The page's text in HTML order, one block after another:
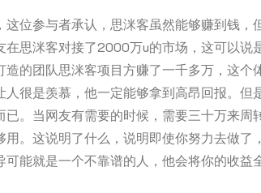
位参与者承认，思洣客虽然能够赚到钱，
在思洣客对接了2000万u的市场，这可以说
的团队思洣客项目方赚了一千多万，这个
很是羡慕，他一定能够拿到高昂回报。但
。当网友有需要的时候，需要三十万来周
用。这说明了什么，说明即使你努力去做了
能就是一个不靠谱的人，他会将你的收益